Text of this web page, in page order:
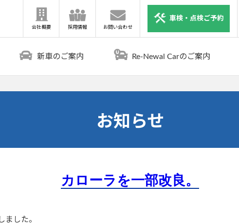
会社概要 採用情報 お問い合わせ
車検・点検ご予約
新車のご案内 Re-Newal Carのご案内
お知らせ
カローラを一部改良。
ました。